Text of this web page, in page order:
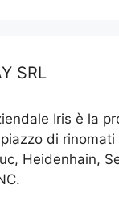
SRL
Iris è la
di
Heidenhain,